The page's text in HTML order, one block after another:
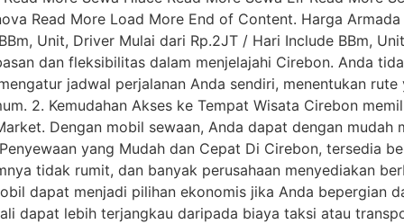
Read More Load More End of Content. Harga
Unit, Driver Mulai dari Rp.2JT / Hari Include BBm,
dan fleksibilitas dalam menjelajahi Cirebon. Anda
jadwal perjalanan Anda sendiri, menentukan
2. Kemudahan Akses ke Tempat Wisata Cirebon
Dengan mobil sewaan, Anda dapat dengan
yang Mudah dan Cepat Di Cirebon, tersedia
tidak rumit, dan banyak perusahaan menyediakan
dapat menjadi pilihan ekonomis jika Anda bepergian
dapat lebih terjangkau daripada biaya taksi atau